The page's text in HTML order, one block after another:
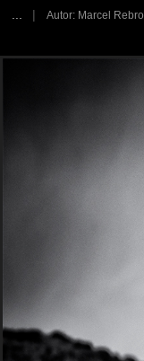
| Autor: Marcel Rebro